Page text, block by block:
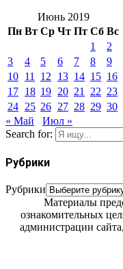
Июнь 2019
Пн Вт Ср Чт Пт Сб Вс
1
2
3
4 5 6 7 8
9
10 11 12 13 14 15 16
17 18 19 20 21 22 23
24 25 26 27 28 29 30
« Май
Июл »
Search for:
Рубрики
Рубрики
Материалы
ознакомительных
администрации